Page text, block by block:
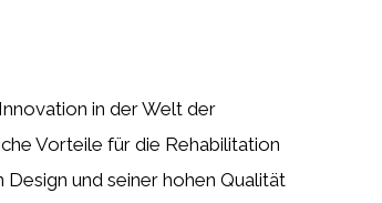
in der Welt der
Vorteile für die Rehabilitation
und seiner hohen Qualität